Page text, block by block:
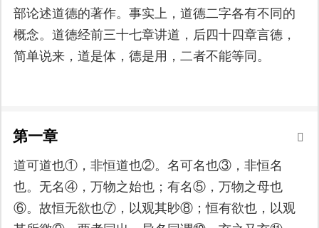
部论述道德的著作。事实上，道德二字各有不同的
概念。道德经前三十七章讲道，后四十四章言德，
简单说来，道是体，德是用，二者不能等同。
第一章
道可道也①，非恒道也②。名可名也③，非恒名
也。无名④，万物之始也；有名⑤，万物之母也
⑥。故恒无欲也⑦，以观其眇⑧；恒有欲也，以观